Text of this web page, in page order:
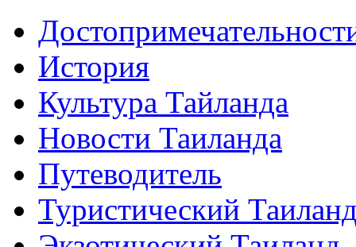
История
Культура Тайланда
Новости Таиланда
Путеводитель
Туристический